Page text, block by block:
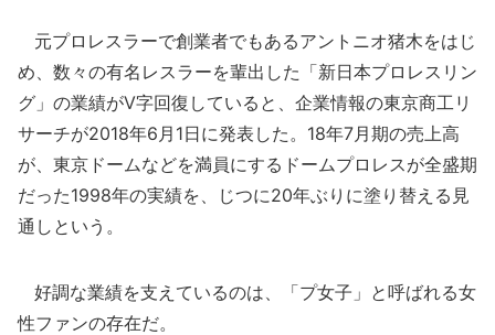
元プロレスラーで創業者でもあるアントニオ猪木をはじ
め、数々の有名レスラーを輩出した「新日本プロレスリン
グ」の業績がV字回復していると、企業情報の東京商工リ
サーチが2018年6月1日に発表した。18年7月期の売上高
が、東京ドームなどを満員にするドームプロレスが全盛期
だった1998年の実績を、じつに20年ぶりに塗り替える見
通しという。
好調な業績を支えているのは、「プ女子」と呼ばれる女
性ファンの存在だ。